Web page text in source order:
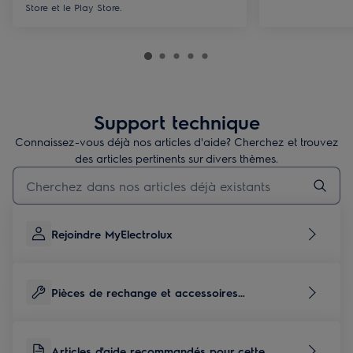
Store et le Play Store.
Support technique
Connaissez-vous déjà nos articles d'aide? Cherchez et trouvez
des articles pertinents sur divers thèmes.
Taper pour rechercher des articles de conseils
Rejoindre MyElectrolux
Pièces de rechange et accessoires